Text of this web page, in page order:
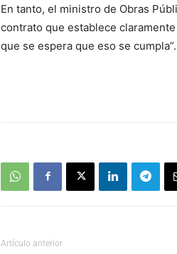
En tanto, el ministro de Obras
contrato que establece
que se espera que eso se cumpla”.
Artículo anterior